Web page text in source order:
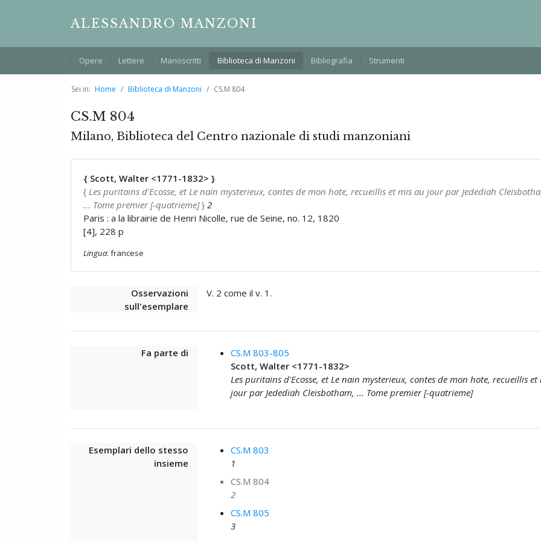
ALESSANDRO MANZONI
Opere Lettere Manoscritti Biblioteca di Manzoni Bibliografia Strumenti
Sei in: Home Biblioteca di Manzoni CS.M 804
CS.M 804
Milano, Biblioteca del Centro nazionale di studi manzoniani
{ Scott, Walter <1771-1832> }
{ Les puritains d'Ecosse, et Le nain mysterieux, contes de mon hote, recueillis et mis au jour par Jedediah
... Tome premier [-quatrieme]} 2
Paris : a la librairie de Henri Nicolle, rue de Seine, no. 12, 1820
[4], 228 p
Lingua: francese
Osservazioni
sull'esemplare
V. 2 come il v. 1.
Fa parte di
CS.M 803-805
Scott, Walter <1771-1832>
Les puritains d'Ecosse, et Le nain mysterieux, contes de mon hote, recueillis et
jour par Jedediah Cleisbotham, ... Tome premier [-quatrieme]
Esemplari dello stesso
insieme
CS.M 803
1
CS.M 804
2
CS.M 805
3